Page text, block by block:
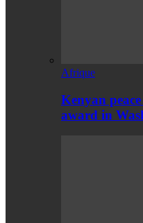
Afrique
Kenyan
award in